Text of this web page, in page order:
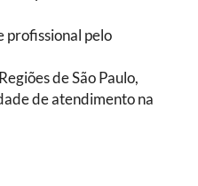
profissional pelo
de São Paulo,
de atendimento na